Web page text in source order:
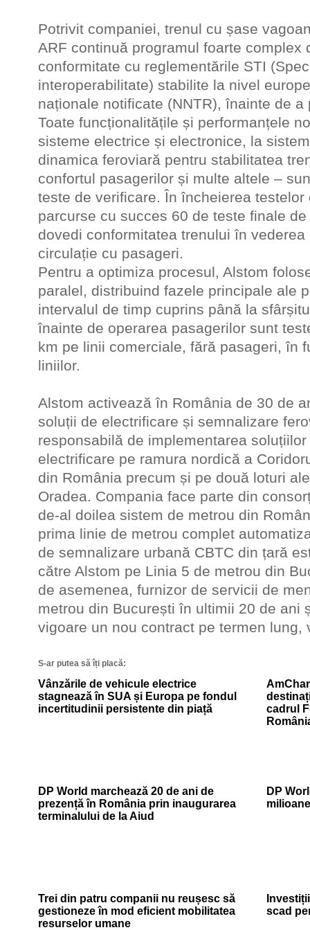
Potrivit companiei, trenul cu șase
ARF continuă programul foarte complex
conformitate cu reglementările STI
interoperabilitate) stabilite la nivel
naționale notificate (NNTR), înainte de
Toate funcționalitățile și performanțele
sisteme electrice și electronice, la
dinamica feroviară pentru stabilitatea
confortul pasagerilor și multe altele –
teste de verificare. În încheierea
parcurse cu succes 60 de teste finale
dovedi conformitatea trenului în
circulație cu pasageri.
Pentru a optimiza procesul, Alstom
paralel, distribuind fazele principale ale
intervalul de timp cuprins până la
înainte de operarea pasagerilor sunt
km pe linii comerciale, fără pasageri, în
liniilor.
Alstom activează în România de 30 de
soluții de electrificare și semnalizare
responsabilă de implementarea
electrificare pe ramura nordică a
din România precum și pe două loturi
Oradea. Compania face parte din
de-al doilea sistem de metrou din
prima linie de metrou complet
de semnalizare urbană CBTC din țară
către Alstom pe Linia 5 de metrou din
de asemenea, furnizor de servicii de
metrou din București în ultimii 20 de ani
vigoare un nou contract pe termen lung,
S-ar putea să îți placă:
Vânzările de vehicule electrice
stagnează în SUA și Europa pe fondul
incertitudinii persistente din piață
cadrul
DP World marchează 20 de ani de
prezență în România prin inaugurarea
terminalului de la Aiud
DP
Trei din patru companii nu reușesc să
gestioneze în mod eficient mobilitatea
resurselor umane
scad